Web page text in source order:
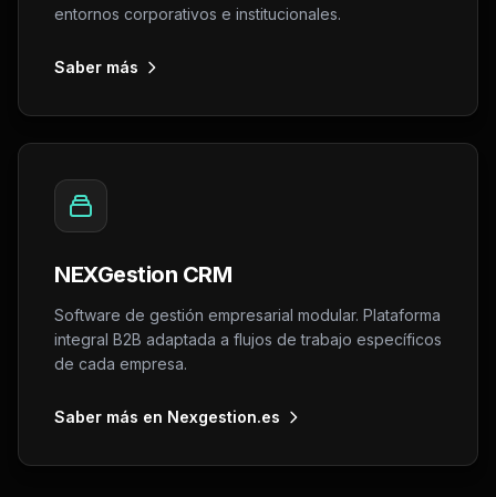
entornos corporativos e institucionales.
Saber más
NEXGestion CRM
Software de gestión empresarial modular. Plataforma
integral B2B adaptada a flujos de trabajo específicos
de cada empresa.
Saber más en Nexgestion.es